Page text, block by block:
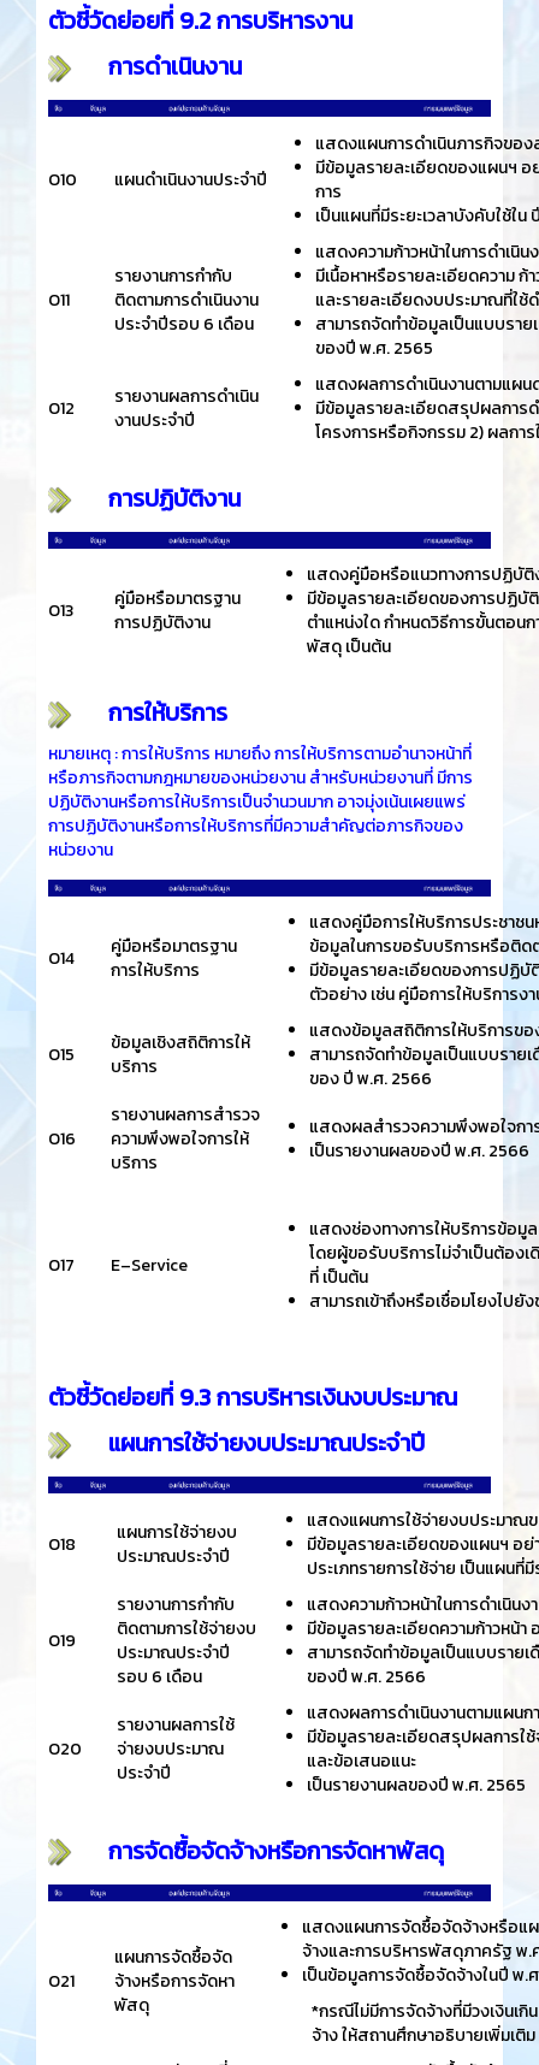
ตัวชี้วัดย่อยที่ 9.2 การบริหารงาน
การดำเนินงาน
O10 แผนดำเนินงานประจำปี
แสดงแผนการดำเนินภารกิจของ
มีข้อมูลรายละเอียดของแผนฯ อ
การ
เป็นแผนที่มีระยะเวลาบังคับใช้ใ
O11
รายงานการกำกับ
ติดตามการดำเนินงาน
ประจำปีรอบ 6 เดือน
แสดงความก้าวหน้าในการดำเนิ
มีเนื้อหาหรือรายละเอียดความ
และรายละเอียดงบประมาณที่ใช้ด
สามารถจัดทำข้อมูลเป็นแบบรา
ของปี พ.ศ. 2565
O12
รายงานผลการดำเนิน
งานประจำปี
แสดงผลการดำเนินงานตามแผน
มีข้อมูลรายละเอียดสรุปผลการ
โครงการหรือกิจกรรม 2) ผลกา
การปฏิบัติงาน
O13
คู่มือหรือมาตรฐาน
การปฏิบัติงาน
แสดงคู่มือหรือแนวทางการปฏิบัติ
มีข้อมูลรายละเอียดของการปฏิบั
ตำแหน่งใด กำหนดวิธีการขั้นตอน
พัสดุ เป็นต้น
การให้บริการ
หมายเหตุ : การให้บริการ หมายถึง การให้บริการตามอำนาจหน้าที่
หรือภารกิจตามกฎหมายของหน่วยงาน สำหรับหน่วยงานที่ มีการ
ปฏิบัติงานหรือการให้บริการเป็นจำนวนมาก อาจมุ่งเน้นเผยแพร่
การปฏิบัติงานหรือการให้บริการที่มีความสำคัญต่อภารกิจของ
หน่วยงาน
O14
คู่มือหรือมาตรฐาน
การให้บริการ
แสดงคู่มือการให้บริการประชา
ข้อมูลในการขอรับบริการหรือติ
มีข้อมูลรายละเอียดของการปฏิบั
ตัวอย่าง เช่น คู่มือการให้บริการง
O15
ข้อมูลเชิงสถิติการให้
บริการ
แสดงข้อมูลสถิติการให้บริการข
สามารถจัดทำข้อมูลเป็นแบบราย
ของ ปี พ.ศ. 2566
O16
รายงานผลการสำรวจ
ความพึงพอใจการให้
บริการ
แสดงผลสำรวจความพึงพอใจกา
เป็นรายงานผลของปี พ.ศ. 2566
O17 E–Service
แสดงช่องทางการให้บริการข้อ
โดยผู้ขอรับบริการไม่จำเป็นต้อง
ที่ เป็นต้น
สามารถเข้าถึงหรือเชื่อมโยงไปยั
ตัวชี้วัดย่อยที่ 9.3 การบริหารเงินงบประมาณ
แผนการใช้จ่ายงบประมาณประจำปี
O18
แผนการใช้จ่ายงบ
ประมาณประจำปี
แสดงแผนการใช้จ่ายงบประมาณ
มีข้อมูลรายละเอียดของแผนฯ อ
ประเภทรายการใช้จ่าย เป็นแผนที่
O19
รายงานการกำกับ
ติดตามการใช้จ่ายงบ
ประมาณประจำปี
รอบ 6 เดือน
แสดงความก้าวหน้าในการดำเนิน
มีข้อมูลรายละเอียดความก้าวหน้
สามารถจัดทำข้อมูลเป็นแบบราย
ของปี พ.ศ. 2566
O20
รายงานผลการใช้
จ่ายงบประมาณ
ประจำปี
แสดงผลการดำเนินงานตามแผน
มีข้อมูลรายละเอียดสรุปผลการ
และข้อเสนอแนะ
เป็นรายงานผลของปี พ.ศ. 2565
การจัดซื้อจัดจ้างหรือการจัดหาพัสดุ
O21
แผนการจัดซื้อจัด
จ้างหรือการจัดหา
พัสดุ
แสดงแผนการจัดซื้อจัดจ้างหรือแ
จ้างและการบริหารพัสดุภาครัฐ พ
เป็นข้อมูลการจัดซื้อจัดจ้างในปี พ.
*กรณีไม่มีการจัดจ้างที่มีวงเงินเ
จ้าง ให้สถานศึกษาอธิบายเพิ่มเติ